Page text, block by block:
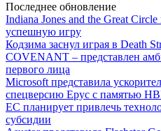
Последнее обновление
Indiana Jones and the Great
успешную игру
Кодзима заснул играя в Death
COVENANT – представлен
первого лица
Microsoft представила
спецверсию Epyc с памятью
ЕС планирует привлечь
субсидии